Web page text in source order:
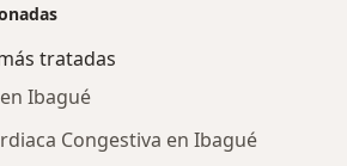
tratadas
Ibagué
Congestiva en Ibagué